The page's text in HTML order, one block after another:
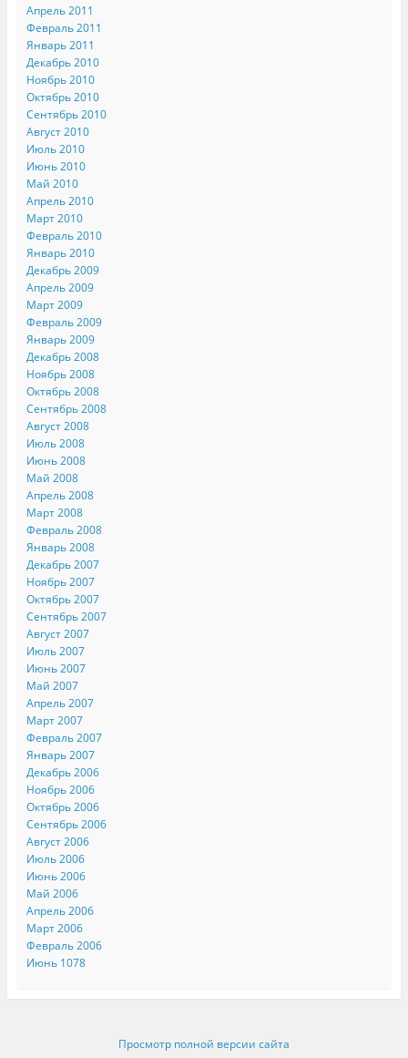
Апрель 2011
Февраль 2011
Январь 2011
Декабрь 2010
Ноябрь 2010
Октябрь 2010
Сентябрь 2010
Август 2010
Июль 2010
Июнь 2010
Май 2010
Апрель 2010
Март 2010
Февраль 2010
Январь 2010
Декабрь 2009
Апрель 2009
Март 2009
Февраль 2009
Январь 2009
Декабрь 2008
Ноябрь 2008
Октябрь 2008
Сентябрь 2008
Август 2008
Июль 2008
Июнь 2008
Май 2008
Апрель 2008
Март 2008
Февраль 2008
Январь 2008
Декабрь 2007
Ноябрь 2007
Октябрь 2007
Сентябрь 2007
Август 2007
Июль 2007
Июнь 2007
Май 2007
Апрель 2007
Март 2007
Февраль 2007
Январь 2007
Декабрь 2006
Ноябрь 2006
Октябрь 2006
Сентябрь 2006
Август 2006
Июль 2006
Июнь 2006
Май 2006
Апрель 2006
Март 2006
Февраль 2006
Июнь 1078
Просмотр полной версии сайта